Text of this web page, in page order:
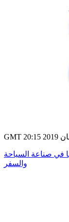
في صناعة السياحة
والسفر